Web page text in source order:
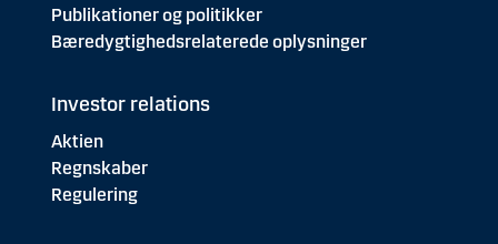
Publikationer og politikker
Bæredygtighedsrelaterede oplysninger
Investor relations
Aktien
Regnskaber
Regulering